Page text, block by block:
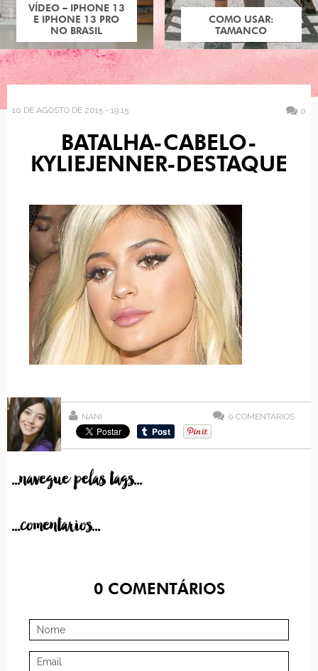
VÍDEO – IPHONE 13
E IPHONE 13 PRO
NO BRASIL
COMO USAR:
TAMANCO
10 DE AGOSTO DE 2015 - 19:15 0
BATALHA-CABELO-
KYLIEJENNER-DESTAQUE
NANI 0 COMENTÁRIOS
...navegue pelas tags...
...comentarios...
0COMENTÁRIOS